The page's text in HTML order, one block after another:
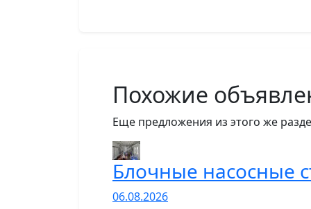
Похожие
Еще предложения из этого же
Блочные насосные
06.08.2026